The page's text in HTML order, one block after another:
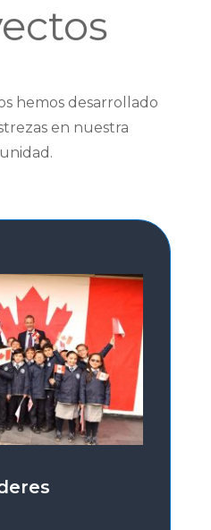
hemos desarrollado
en nuestra
.